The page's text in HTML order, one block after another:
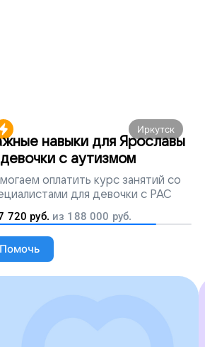
Иркутск
навыки для Ярославы
с аутизмом
оплатить курс занятий со
для девочки с РАС
720 руб. из 188 000 руб.
Помочь